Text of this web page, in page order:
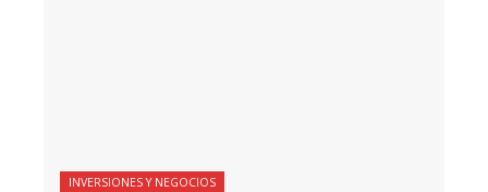
INVERSIONES Y NEGOCIOS